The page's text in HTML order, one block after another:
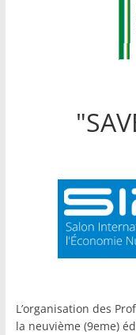
L’organisation des
la neuvième (9eme)